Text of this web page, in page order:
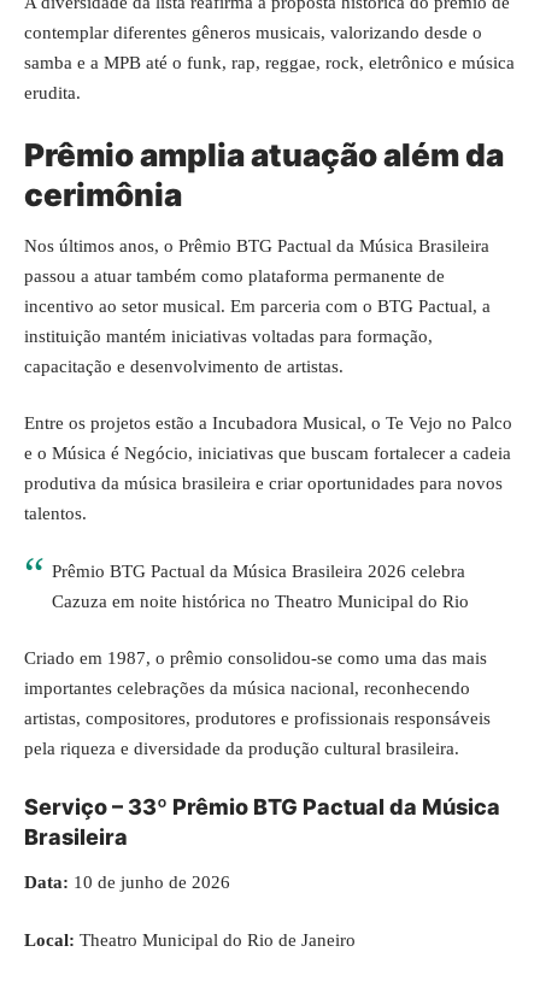
contemplar diferentes gêneros musicais, valorizando desde o
samba e a MPB até o funk, rap, reggae, rock, eletrônico e música
erudita.
Prêmio amplia atuação além da
cerimônia
Nos últimos anos, o Prêmio BTG Pactual da Música Brasileira
passou a atuar também como plataforma permanente de
incentivo ao setor musical. Em parceria com o BTG Pactual, a
instituição mantém iniciativas voltadas para formação,
capacitação e desenvolvimento de artistas.
Entre os projetos estão a Incubadora Musical, o Te Vejo no Palco
e o Música é Negócio, iniciativas que buscam fortalecer a cadeia
produtiva da música brasileira e criar oportunidades para novos
talentos.
Prêmio BTG Pactual da Música Brasileira 2026 celebra
Cazuza em noite histórica no Theatro Municipal do Rio
Criado em 1987, o prêmio consolidou-se como uma das mais
importantes celebrações da música nacional, reconhecendo
artistas, compositores, produtores e profissionais responsáveis
pela riqueza e diversidade da produção cultural brasileira.
Serviço – 33º Prêmio BTG Pactual da Música
Brasileira
Data: 10 de junho de 2026
Local: Theatro Municipal do Rio de Janeiro